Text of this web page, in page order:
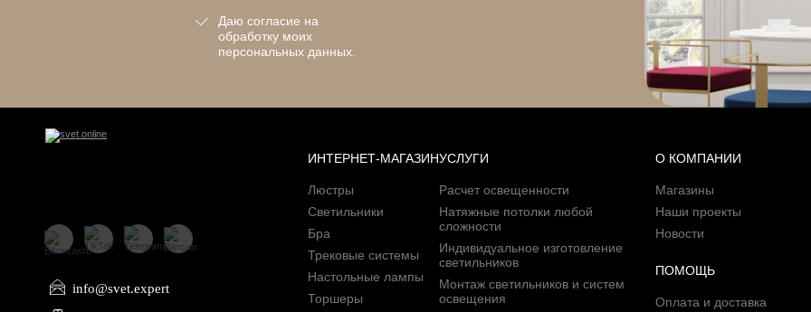
Даю согласие на
обработку моих
персональных данных.
info@svet.expert
ИНТЕРНЕТ-МАГАЗИН
Люстры
Светильники
Бра
Трековые системы
Настольные лампы
Торшеры
УСЛУГИ
Расчет освещенности
Натяжные потолки любой
сложности
Индивидуальное изготовление
светильников
Монтаж светильников и систем
освещения
О КОМПАНИИ
Магазины
Наши проекты
Новости
ПОМОЩЬ
Оплата и доставка